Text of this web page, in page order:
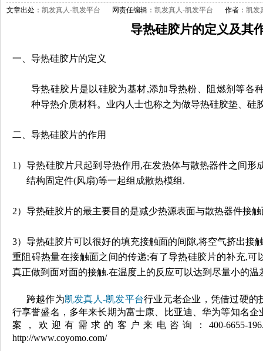
文章出处： 凯发真人-凯发平台 网责任编辑： 凯发真人-凯发平台 作者： 凯发
导热硅胶片的定义及其
一、 导热硅胶片的定义
导热硅胶片是以硅胶为基材,添加导热粉、阻燃剂等各
种导热介质材料。业内人士也称之为做导热硅胶垫、硅
二、导热硅胶片的作用
1 ）导热硅胶片只起到导热作用 ,在发热体与散热器件之间形
结构固定件(风扇)等一起组成散热模组 .
2）导热硅胶片的最主要目的是减少热源表面与散热器件接
3）导热硅胶片可以很好的填充接触面的间隙,将空气挤出接
重阻碍热量在接触面之间的传递;有了导热硅胶片的补充,可
真正做到面对面的接触.在温度上的反应可以达到尽量小的温
跨越作为凯发真人-凯发平台行业元老企业，凭借过硬的
行享誉盛名，多年来长期为富士康、比亚迪、华为等知名
案，欢迎有需求的客户来电咨询： 400-6655-
http://www.coyomo.com/